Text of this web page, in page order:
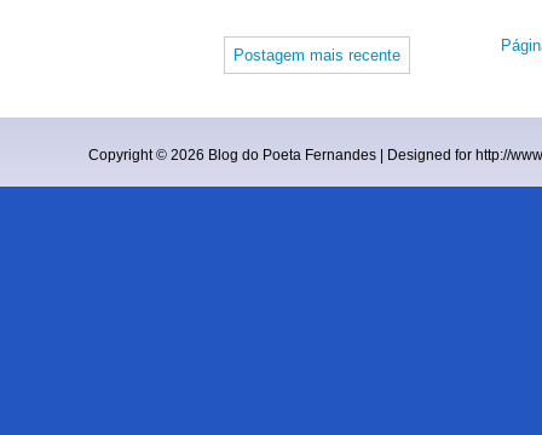
Postagem mais recente
Copyright © 2026 Blog do Poeta Fernandes | Designed for http://